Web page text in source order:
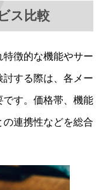
ス比較
徴的な機能やサー
する際は、各メー
です。価格帯、機能
連携性などを総合